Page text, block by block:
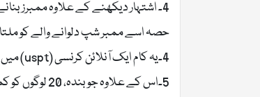
حصہ اسے ممبر شپ دلوانے والے کو
4۔یہ کام ایک آنلائن کرنسی (uspt) میں ہوتا ہے جس کا ریٹ(usd) کے برابر ہے ۔
5۔اس کے